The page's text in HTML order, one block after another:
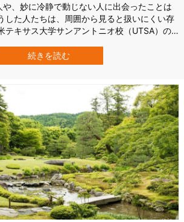
、妙に冷静で動じない人に出会ったことは
した人たちは、周囲から見ると扱いにくい存
テキサス大学サンアントニオ校（UTSA）の
ス時の不安や心血管反応の小ささと関連して
2026年5月30日に『International Journal
続きを読む